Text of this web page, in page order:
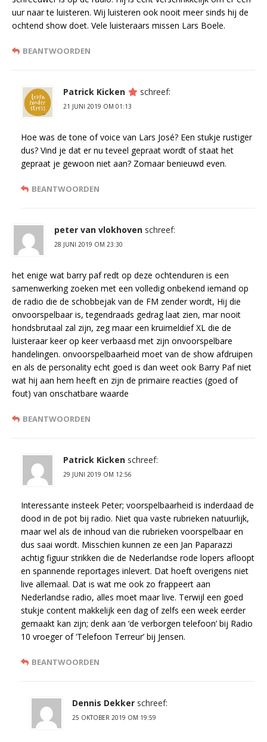
uur naar te luisteren. Wij luisteren ook nooit meer sinds hij de
ochtend show doet. Vele luisteraars missen Lars Boele.
BEANTWOORDEN
Patrick Kicken schreef:
21 JUNI 2019 OM 01:13
Hoe was de tone of voice van Lars José? Een stukje rustiger
dus? Vind je dat er nu teveel gepraat wordt of staat het
gepraat je gewoon niet aan? Zomaar benieuwd even.
BEANTWOORDEN
peter van vlokhoven schreef:
28 JUNI 2019 OM 23:30
het enige wat barry paf redt op deze ochtenduren is een
samenwerking zoeken met een volledig onbekend iemand op
de radio die de schobbejak van de FM zender wordt, Hij die
onvoorspelbaar is, tegendraads gedrag laat zien, mar nooit
hondsbrutaal zal zijn, zeg maar een kruimeldief XL die de
luisteraar keer op keer verbaasd met zijn onvoorspelbare
handelingen. onvoorspelbaarheid moet van de show afdruipen
en als de personality echt goed is dan weet ook Barry Paf niet
wat hij aan hem heeft en zijn de primaire reacties (goed of
fout) van onschatbare waarde
BEANTWOORDEN
Patrick Kicken schreef:
29 JUNI 2019 OM 12:56
Interessante insteek Peter; voorspelbaarheid is inderdaad de
dood in de pot bij radio. Niet qua vaste rubrieken natuurlijk,
maar wel als de inhoud van die rubrieken voorspelbaar en
dus saai wordt. Misschien kunnen ze een Jan Paparazzi
achtig figuur strikken die de Nederlandse rode lopers afloopt
en spannende reportages inlevert. Dat hoeft overigens niet
live allemaal. Dat is wat me ook zo frappeert aan
Nederlandse radio, alles moet maar live. Terwijl een goed
stukje content makkelijk een dag of zelfs een week eerder
gemaakt kan zijn; denk aan ‘de verborgen telefoon’ bij Radio
10 vroeger of ‘Telefoon Terreur’ bij Jensen.
BEANTWOORDEN
Dennis Dekker schreef:
25 OKTOBER 2019 OM 19:59